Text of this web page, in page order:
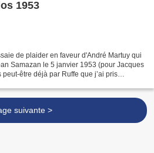
1953
de plaider en faveur d'André Martuy qui
Samazan le 5 janvier 1953 (pour Jacques
être déjà par Ruffe que j’ai pris
suivante >